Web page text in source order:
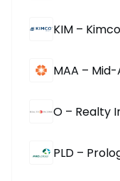
KIM –
MAA –
O – Realty
PLD –